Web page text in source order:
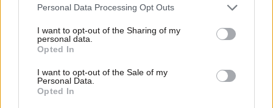
Please note that this website/app uses one or more Google
not limited to your visit or usage behaviour. You may click to
grant or deny consent to Google and its third-party tags to
use your data for below specified purposes in below Google
consent section.
Personal Data Processing Opt Outs
I want to opt-out of the Sharing of my
personal data.
Opted In
I want to opt-out of the Sale of my
Personal Data.
Opted In
LIFESTYLE07·08·2026 22:34
Κρίση στο Μπρουνέι: Ο σουλτάνος αφαίρεσε
όλους τους τίτλους της νύφης του χωρίς καμία
εξήγηση